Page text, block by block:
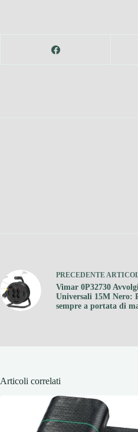
PRECEDENTE
Vimar 0P32730
Universali 15M Nero:
sempre a portata di
Articoli correlati